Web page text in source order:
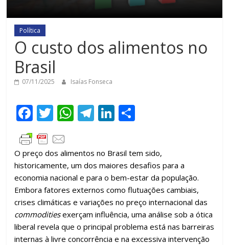
Política
O custo dos alimentos no
Brasil
07/11/2025 Isaías Fonseca
F
ac
e
b
o
o
k
T
w
itt
er
W
at
s
A
p
p
T
gr
a
m
Li
e
dI
n
m
p
ar
til
h
ar
O preço dos alimentos no Brasil tem sido,
historicamente, um dos maiores desafios para a
economia nacional e para o bem-estar da população.
Embora fatores externos como flutuações cambiais,
crises climáticas e variações no preço internacional das
commoditiesexerçam influência, uma análise sob a ótica
liberal revela que o principal problema está nas barreiras
internas à livre concorrência e na excessiva intervenção